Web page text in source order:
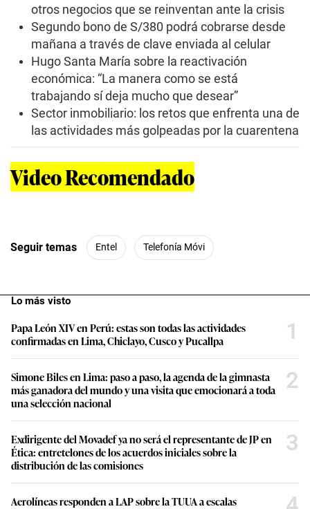
otros negocios que se reinventan ante la crisis
Segundo bono de S/380 podrá cobrarse desde
mañana a través de clave enviada al celular
Hugo Santa María sobre la reactivación
económica: “La manera como se está
trabajando sí deja mucho que desear”
Sector inmobiliario: los retos que enfrenta una de
las actividades más golpeadas por la cuarentena
Video Recomendado
Seguir temas Entel Telefonía Móvi
Lo más visto
Papa León XIV en Perú: estas son todas las actividades
confirmadas en Lima, Chiclayo, Cusco y Pucallpa
1
Simone Biles en Lima: paso a paso, la agenda de la gimnasta
más ganadora del mundo y una visita que emocionará a toda
una selección nacional
2
Exdirigente del Movadef ya no será el representante de JP en
Ética: entretelones de los acuerdos iniciales sobre la
distribución de las comisiones
3
Aerolíneas responden a LAP sobre la TUUA a escalas